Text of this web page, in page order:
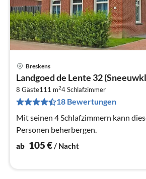
Breskens
Landgoed de Lente 32
8 Gäste111 m24Schlafzimmer
18 Bewertungen
Mit seinen 4 Schlafzimmern kann
Personen beherbergen.
ab 105€/ Nacht